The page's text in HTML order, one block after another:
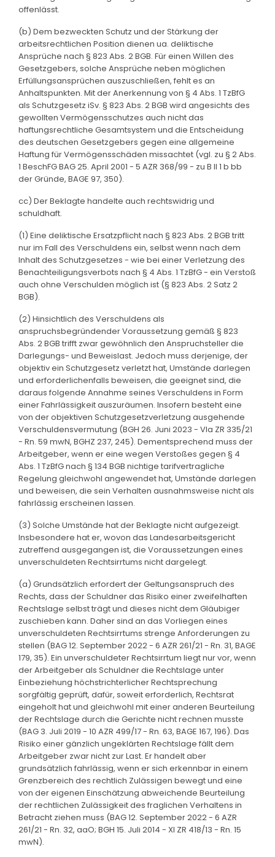
offenlässt.
(b) Dem bezweckten Schutz und der Stärkung der
arbeitsrechtlichen Position dienen ua. deliktische
Ansprüche nach § 823 Abs. 2 BGB. Für einen Willen des
Gesetzgebers, solche Ansprüche neben möglichen
Erfüllungsansprüchen auszuschließen, fehlt es an
Anhaltspunkten. Mit der Anerkennung von § 4 Abs. 1 TzBfG
als Schutzgesetz iSv. § 823 Abs. 2 BGB wird angesichts des
gewollten Vermögensschutzes auch nicht das
haftungsrechtliche Gesamtsystem und die Entscheidung
des deutschen Gesetzgebers gegen eine allgemeine
Haftung für Vermögensschäden missachtet (vgl. zu § 2 Abs.
1 BeschFG BAG 25. April 2001 - 5 AZR 368/99 - zu B II 1 b bb
der Gründe, BAGE 97, 350).
cc) Der Beklagte handelte auch rechtswidrig und
schuldhaft.
(1) Eine deliktische Ersatzpflicht nach § 823 Abs. 2 BGB tritt
nur im Fall des Verschuldens ein, selbst wenn nach dem
Inhalt des Schutzgesetzes - wie bei einer Verletzung des
Benachteiligungsverbots nach § 4 Abs. 1 TzBfG - ein Verstoß
auch ohne Verschulden möglich ist (§ 823 Abs. 2 Satz 2
BGB).
(2) Hinsichtlich des Verschuldens als
anspruchsbegründender Voraussetzung gemäß § 823
Abs. 2 BGB trifft zwar gewöhnlich den Anspruchsteller die
Darlegungs- und Beweislast. Jedoch muss derjenige, der
objektiv ein Schutzgesetz verletzt hat, Umstände darlegen
und erforderlichenfalls beweisen, die geeignet sind, die
daraus folgende Annahme seines Verschuldens in Form
einer Fahrlässigkeit auszuräumen. Insofern besteht eine
von der objektiven Schutzgesetzverletzung ausgehende
Verschuldensvermutung (BGH 26. Juni 2023 - VIa ZR 335/21
- Rn. 59 mwN, BGHZ 237, 245). Dementsprechend muss der
Arbeitgeber, wenn er eine wegen Verstoßes gegen § 4
Abs. 1 TzBfG nach § 134 BGB nichtige tarifvertragliche
Regelung gleichwohl angewendet hat, Umstände darlegen
und beweisen, die sein Verhalten ausnahmsweise nicht als
fahrlässig erscheinen lassen.
(3) Solche Umstände hat der Beklagte nicht aufgezeigt.
Insbesondere hat er, wovon das Landesarbeitsgericht
zutreffend ausgegangen ist, die Voraussetzungen eines
unverschuldeten Rechtsirrtums nicht dargelegt.
(a) Grundsätzlich erfordert der Geltungsanspruch des
Rechts, dass der Schuldner das Risiko einer zweifelhaften
Rechtslage selbst trägt und dieses nicht dem Gläubiger
zuschieben kann. Daher sind an das Vorliegen eines
unverschuldeten Rechtsirrtums strenge Anforderungen zu
stellen (BAG 12. September 2022 - 6 AZR 261/21 - Rn. 31, BAGE
179, 35). Ein unverschuldeter Rechtsirrtum liegt nur vor, wenn
der Arbeitgeber als Schuldner die Rechtslage unter
Einbeziehung höchstrichterlicher Rechtsprechung
sorgfältig geprüft, dafür, soweit erforderlich, Rechtsrat
eingeholt hat und gleichwohl mit einer anderen Beurteilung
der Rechtslage durch die Gerichte nicht rechnen musste
(BAG 3. Juli 2019 - 10 AZR 499/17 - Rn. 63, BAGE 167, 196). Das
Risiko einer gänzlich ungeklärten Rechtslage fällt dem
Arbeitgeber zwar nicht zur Last. Er handelt aber
grundsätzlich fahrlässig, wenn er sich erkennbar in einem
Grenzbereich des rechtlich Zulässigen bewegt und eine
von der eigenen Einschätzung abweichende Beurteilung
der rechtlichen Zulässigkeit des fraglichen Verhaltens in
Betracht ziehen muss (BAG 12. September 2022 - 6 AZR
261/21 - Rn. 32, aaO; BGH 15. Juli 2014 - XI ZR 418/13 - Rn. 15
mwN).